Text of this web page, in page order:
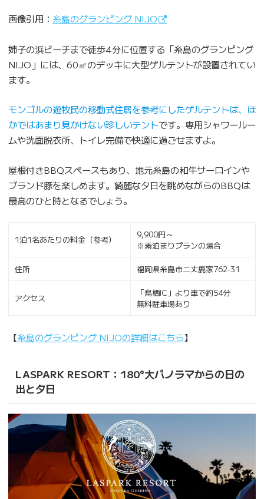
画像引用： 糸島のグランピング NIJO
姉子の浜ビーチまで徒歩4分に位置する「糸島のグランピング
NIJO」には、60㎡のデッキに大型ゲルテントが設置されてい
ます。
モンゴルの遊牧民の移動式住居を参考にしたゲルテントは、ほ
かではあまり見かけない珍しいテントです。専用シャワールー
ムや洗面脱衣所、トイレ完備で快適に過ごせますよ。
屋根付きBBQスペースもあり、地元糸島の和牛サーロインや
ブランド豚を楽しめます。綺麗な夕日を眺めながらのBBQは
最高のひと時となるでしょう。
1泊1名あたりの料金（参考）
9,900円～
※素泊まりプランの場合
住所 福岡県糸島市二丈鹿家762-31
アクセス
「鳥栖IC」より車で約54分
無料駐車場あり
【糸島のグランピング NIJOの詳細はこちら】
LASPARK RESORT：180°大パノラマからの日の
出と夕日